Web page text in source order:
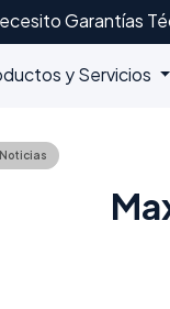
Garantías
y Servicios
Noticias